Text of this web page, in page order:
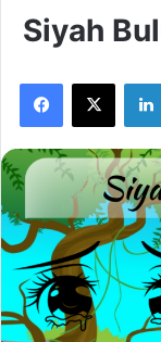
Siyah
Facebook
X